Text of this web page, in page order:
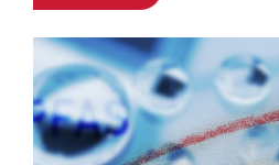
理方案，讓製程的能源消耗能
排。本文將介紹電力監控系統
速建立數位化節能的方向規劃。